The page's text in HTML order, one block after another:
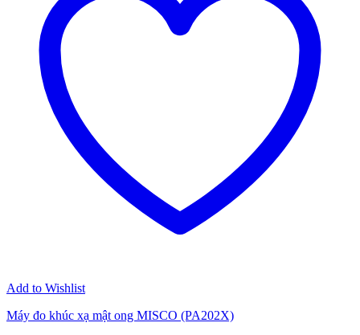
Add to Wishlist
Máy đo khúc xạ mật ong MISCO (PA202X)